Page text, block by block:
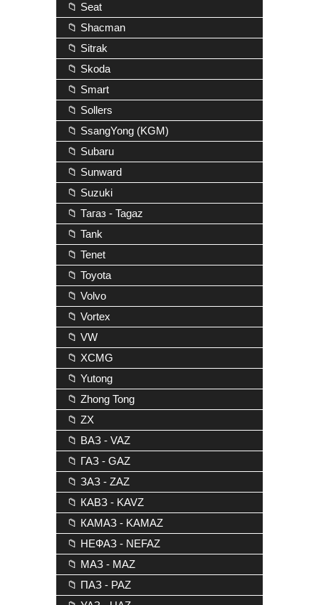
📁 Seat
📁 Shacman
📁 Sitrak
📁 Skoda
📁 Smart
📁 Sollers
📁 SsangYong (KGM)
📁 Subaru
📁 Sunward
📁 Suzuki
📁 Тагаз - Tagaz
📁 Tank
📁 Tenet
📁 Toyota
📁 Volvo
📁 Vortex
📁 VW
📁 XCMG
📁 Yutong
📁 Zhong Tong
📁 ZX
📁 ВАЗ - VAZ
📁 ГАЗ - GAZ
📁 ЗАЗ - ZAZ
📁 КАВЗ - KAVZ
📁 КАМАЗ - KAMAZ
📁 НЕФАЗ - NEFAZ
📁 МАЗ - MAZ
📁 ПАЗ - PAZ